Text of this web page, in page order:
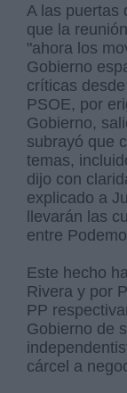
A las puertas
que la
"ahora los
Gobierno
críticas
PSOE, por
Gobierno,
subrayó que
temas,
dijo con
explicado a
llevarán las
entre
Este hecho
Rivera y por
PP
Gobierno de
cárcel a